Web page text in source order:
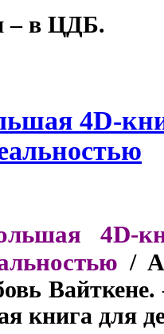
– в ЦДБ.
4D-
4D-
/
книга для